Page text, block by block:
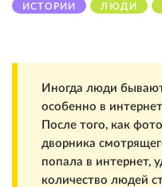
ИСТОРИИ ЛЮДИ
Иногда люди
особенно в
После того, как
дворника
попала в интернет,
количество людей